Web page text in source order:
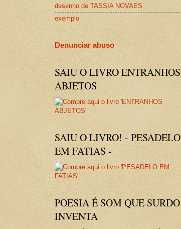
desenho de TASSIA NOVAES
exemplo
Denunciar abuso
SAIU O LIVRO ENTRANHOS
ABJETOS
SAIU O LIVRO! - PESADELO
EM FATIAS -
POESIA É SOM QUE SURDO
INVENTA